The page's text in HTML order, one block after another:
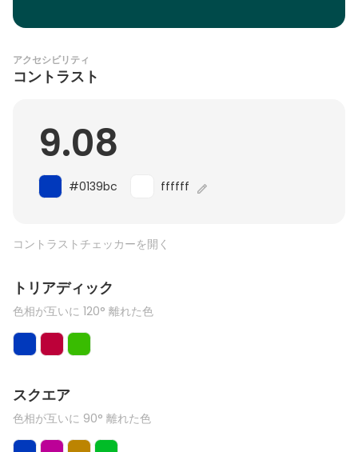
アクセシビリティ
コントラスト
9.08
#0139bc ffffff
コントラストチェッカーを開く
トリアディック
色相が互いに 120° 離れた色
スクエア
色相が互いに 90° 離れた色